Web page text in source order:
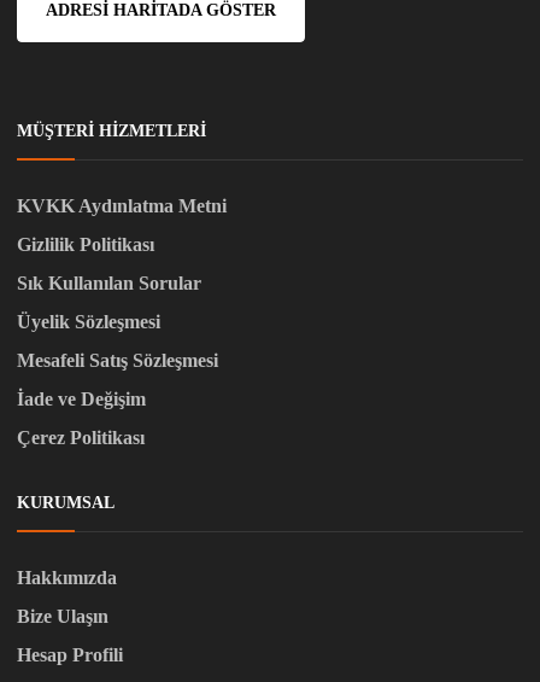
ADRESI HARITADA GÖSTER
MÜŞTERI HIZMETLERI
KVKK Aydınlatma Metni
Gizlilik Politikası
Sık Kullanılan Sorular
Üyelik Sözleşmesi
Mesafeli Satış Sözleşmesi
İade ve Değişim
Çerez Politikası
KURUMSAL
Hakkımızda
Bize Ulaşın
Hesap Profili